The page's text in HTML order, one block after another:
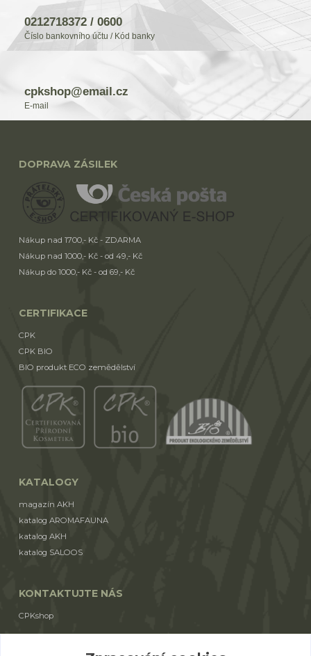
0212718372 / 0600
Číslo bankovního účtu / Kód banky
cpkshop@email.cz
E-mail
DOPRAVA ZÁSILEK
Nákup nad 1700,- Kč - ZDARMA
Nákup nad 1000,- Kč - od 49,- Kč
Nákup do 1000,- Kč - od 69,- Kč
CERTIFIKACE
CPK
CPK BIO
BIO produkt ECO zemědělství
KATALOGY
magazín AKH
katalog AROMAFAUNA
katalog AKH
katalog SALOOS
KONTAKTUJTE NÁS
CPKshop